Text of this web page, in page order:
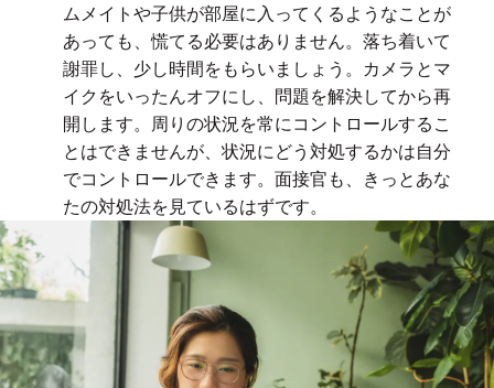
ムメイトや子供が部屋に入ってくるようなことが
あっても、慌てる必要はありません。落ち着いて
謝罪し、少し時間をもらいましょう。カメラとマ
イクをいったんオフにし、問題を解決してから再
開します。周りの状況を常にコントロールするこ
とはできませんが、状況にどう対処するかは自分
でコントロールできます。面接官も、きっとあな
たの対処法を見ているはずです。